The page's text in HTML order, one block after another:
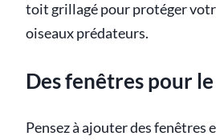
toit grillagé pour protéger
oiseaux prédateurs.
Des fenêtres pour
Pensez à ajouter des fenêtres